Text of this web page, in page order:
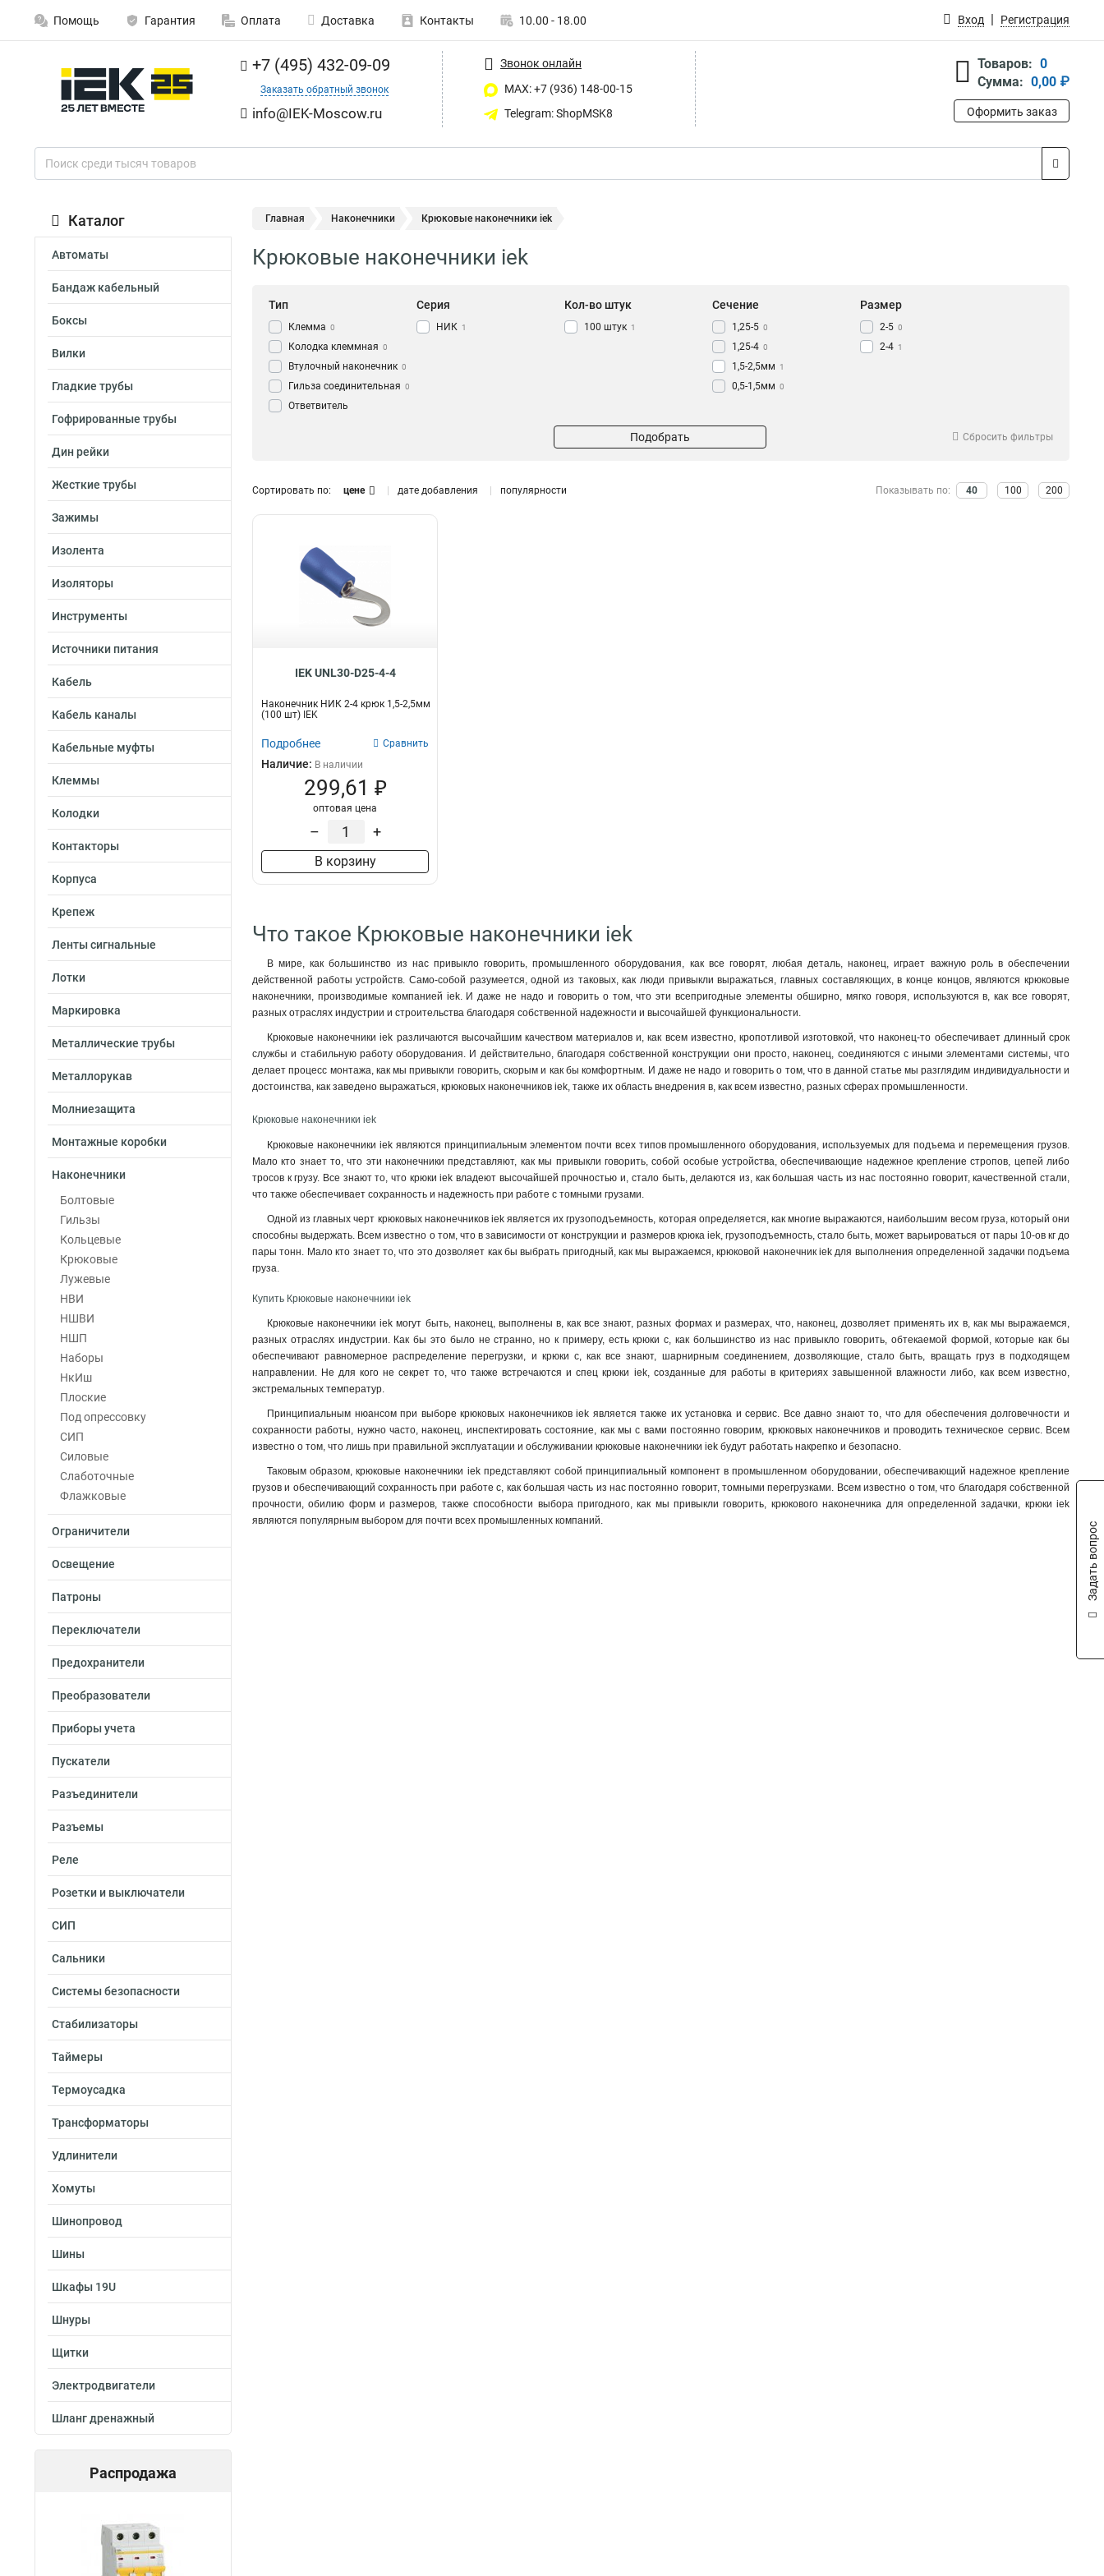
Помощь Гарантия Оплата Доставка Контакты 10.00 - 18.00 Вход Регистрация
+7 (495) 432-09-09
Заказать обратный звонок
info@IEK-Moscow.ru
Звонок онлайн
MAX: +7 (936) 148-00-15
Telegram: ShopMSK8
Товаров: 0
Сумма: 0,00 ₽
Оформить заказ
Каталог
Автоматы
Бандаж кабельный
Боксы
Вилки
Гладкие трубы
Гофрированные трубы
Дин рейки
Жесткие трубы
Зажимы
Изолента
Изоляторы
Инструменты
Источники питания
Кабель
Кабель каналы
Кабельные муфты
Клеммы
Колодки
Контакторы
Корпуса
Крепеж
Ленты сигнальные
Лотки
Маркировка
Металлические трубы
Металлорукав
Молниезащита
Монтажные коробки
Наконечники
Болтовые
Гильзы
Кольцевые
Крюковые
Лужевые
НВИ
НШВИ
НШП
Наборы
НкИш
Плоские
Под опрессовку
СИП
Силовые
Слаботочные
Флажковые
Ограничители
Освещение
Патроны
Переключатели
Предохранители
Преобразователи
Приборы учета
Пускатели
Разъединители
Разъемы
Реле
Розетки и выключатели
СИП
Сальники
Системы безопасности
Стабилизаторы
Таймеры
Термоусадка
Трансформаторы
Удлинители
Хомуты
Шинопровод
Шины
Шкафы 19U
Шнуры
Щитки
Электродвигатели
Шланг дренажный
Распродажа
Главная Наконечники Крюковые наконечники iek
Крюковые наконечники iek
Тип
Клемма 0
Колодка клеммная 0
Втулочный наконечник 0
Гильза соединительная 0
Ответвитель
(орех)
Контактный зажим для
Зажим анкерный
Аксессуар для клемм
Наконечник крюк
Серия
НИК 1
Кол-во штук
100 штук 1
Сечение
1,25-5 0
1,25-4 0
1,5-2,5мм 1
0,5-1,5мм 0
Размер
2-5 0
2-4 1
Подобрать Сбросить фильтры
Сортировать по: цене дате добавления популярности Показывать по: 40 100 200
IEK UNL30-D25-4-4
Наконечник НИК 2-4 крюк 1,5-2,5мм
(100 шт) IEK
Подробнее Сравнить
Наличие: В наличии
299,61 ₽
оптовая цена
– +
В корзину
Что такое Крюковые наконечники iek
В мире, как большинство из нас привыкло говорить, промышленного оборудования, как все говорят, любая деталь, наконец, играет важную роль в обеспечении
действенной работы устройств. Само-собой разумеется, одной из таковых, как люди привыкли выражаться, главных составляющих, в конце концов, являются крюковые
наконечники, производимые компанией iek. И даже не надо и говорить о том, что эти всепригодные элементы обширно, мягко говоря, используются в, как все говорят,
разных отраслях индустрии и строительства благодаря собственной надежности и высочайшей функциональности.
Крюковые наконечники iek различаются высочайшим качеством материалов и, как всем известно, кропотливой изготовкой, что наконец-то обеспечивает длинный срок
службы и стабильную работу оборудования. И действительно, благодаря собственной конструкции они просто, наконец, соединяются с иными элементами системы, что
делает процесс монтажа, как мы привыкли говорить, скорым и как бы комфортным. И даже не надо и говорить о том, что в данной статье мы разглядим индивидуальности и
достоинства, как заведено выражаться, крюковых наконечников iek, также их область внедрения в, как всем известно, разных сферах промышленности.
Крюковые наконечники iek
Крюковые наконечники iek являются принципиальным элементом почти всех типов промышленного оборудования, используемых для подъема и перемещения грузов.
Мало кто знает то, что эти наконечники представляют, как мы привыкли говорить, собой особые устройства, обеспечивающие надежное крепление стропов, цепей либо
тросов к грузу. Все знают то, что крюки iek владеют высочайшей прочностью и, стало быть, делаются из, как большая часть из нас постоянно говорит, качественной стали,
что также обеспечивает сохранность и надежность при работе с томными грузами.
Одной из главных черт крюковых наконечников iek является их грузоподъемность, которая определяется, как многие выражаются, наибольшим весом груза, который они
способны выдержать. Всем известно о том, что в зависимости от конструкции и размеров крюка iek, грузоподъемность, стало быть, может варьироваться от пары 10-ов кг до
пары тонн. Мало кто знает то, что это дозволяет как бы выбрать пригодный, как мы выражаемся, крюковой наконечник iek для выполнения определенной задачки подъема
груза.
Купить Крюковые наконечники iek
Крюковые наконечники iek могут быть, наконец, выполнены в, как все знают, разных формах и размерах, что, наконец, дозволяет применять их в, как мы выражаемся,
разных отраслях индустрии. Как бы это было не странно, но к примеру, есть крюки с, как большинство из нас привыкло говорить, обтекаемой формой, которые как бы
обеспечивают равномерное распределение перегрузки, и крюки с, как все знают, шарнирным соединением, дозволяющие, стало быть, вращать груз в подходящем
направлении. Не для кого не секрет то, что также встречаются и спец крюки iek, созданные для работы в критериях завышенной влажности либо, как всем известно,
экстремальных температур.
Принципиальным нюансом при выборе крюковых наконечников iek является также их установка и сервис. Все давно знают то, что для обеспечения долговечности и
сохранности работы, нужно часто, наконец, инспектировать состояние, как мы с вами постоянно говорим, крюковых наконечников и проводить техническое сервис. Всем
известно о том, что лишь при правильной эксплуатации и обслуживании крюковые наконечники iek будут работать накрепко и безопасно.
Таковым образом, крюковые наконечники iek представляют собой принципиальный компонент в промышленном оборудовании, обеспечивающий надежное крепление
грузов и обеспечивающий сохранность при работе с, как большая часть из нас постоянно говорит, томными перегрузками. Всем известно о том, что благодаря собственной
прочности, обилию форм и размеров, также способности выбора пригодного, как мы привыкли говорить, крюкового наконечника для определенной задачки, крюки iek
являются популярным выбором для почти всех промышленных компаний.
Задать вопрос